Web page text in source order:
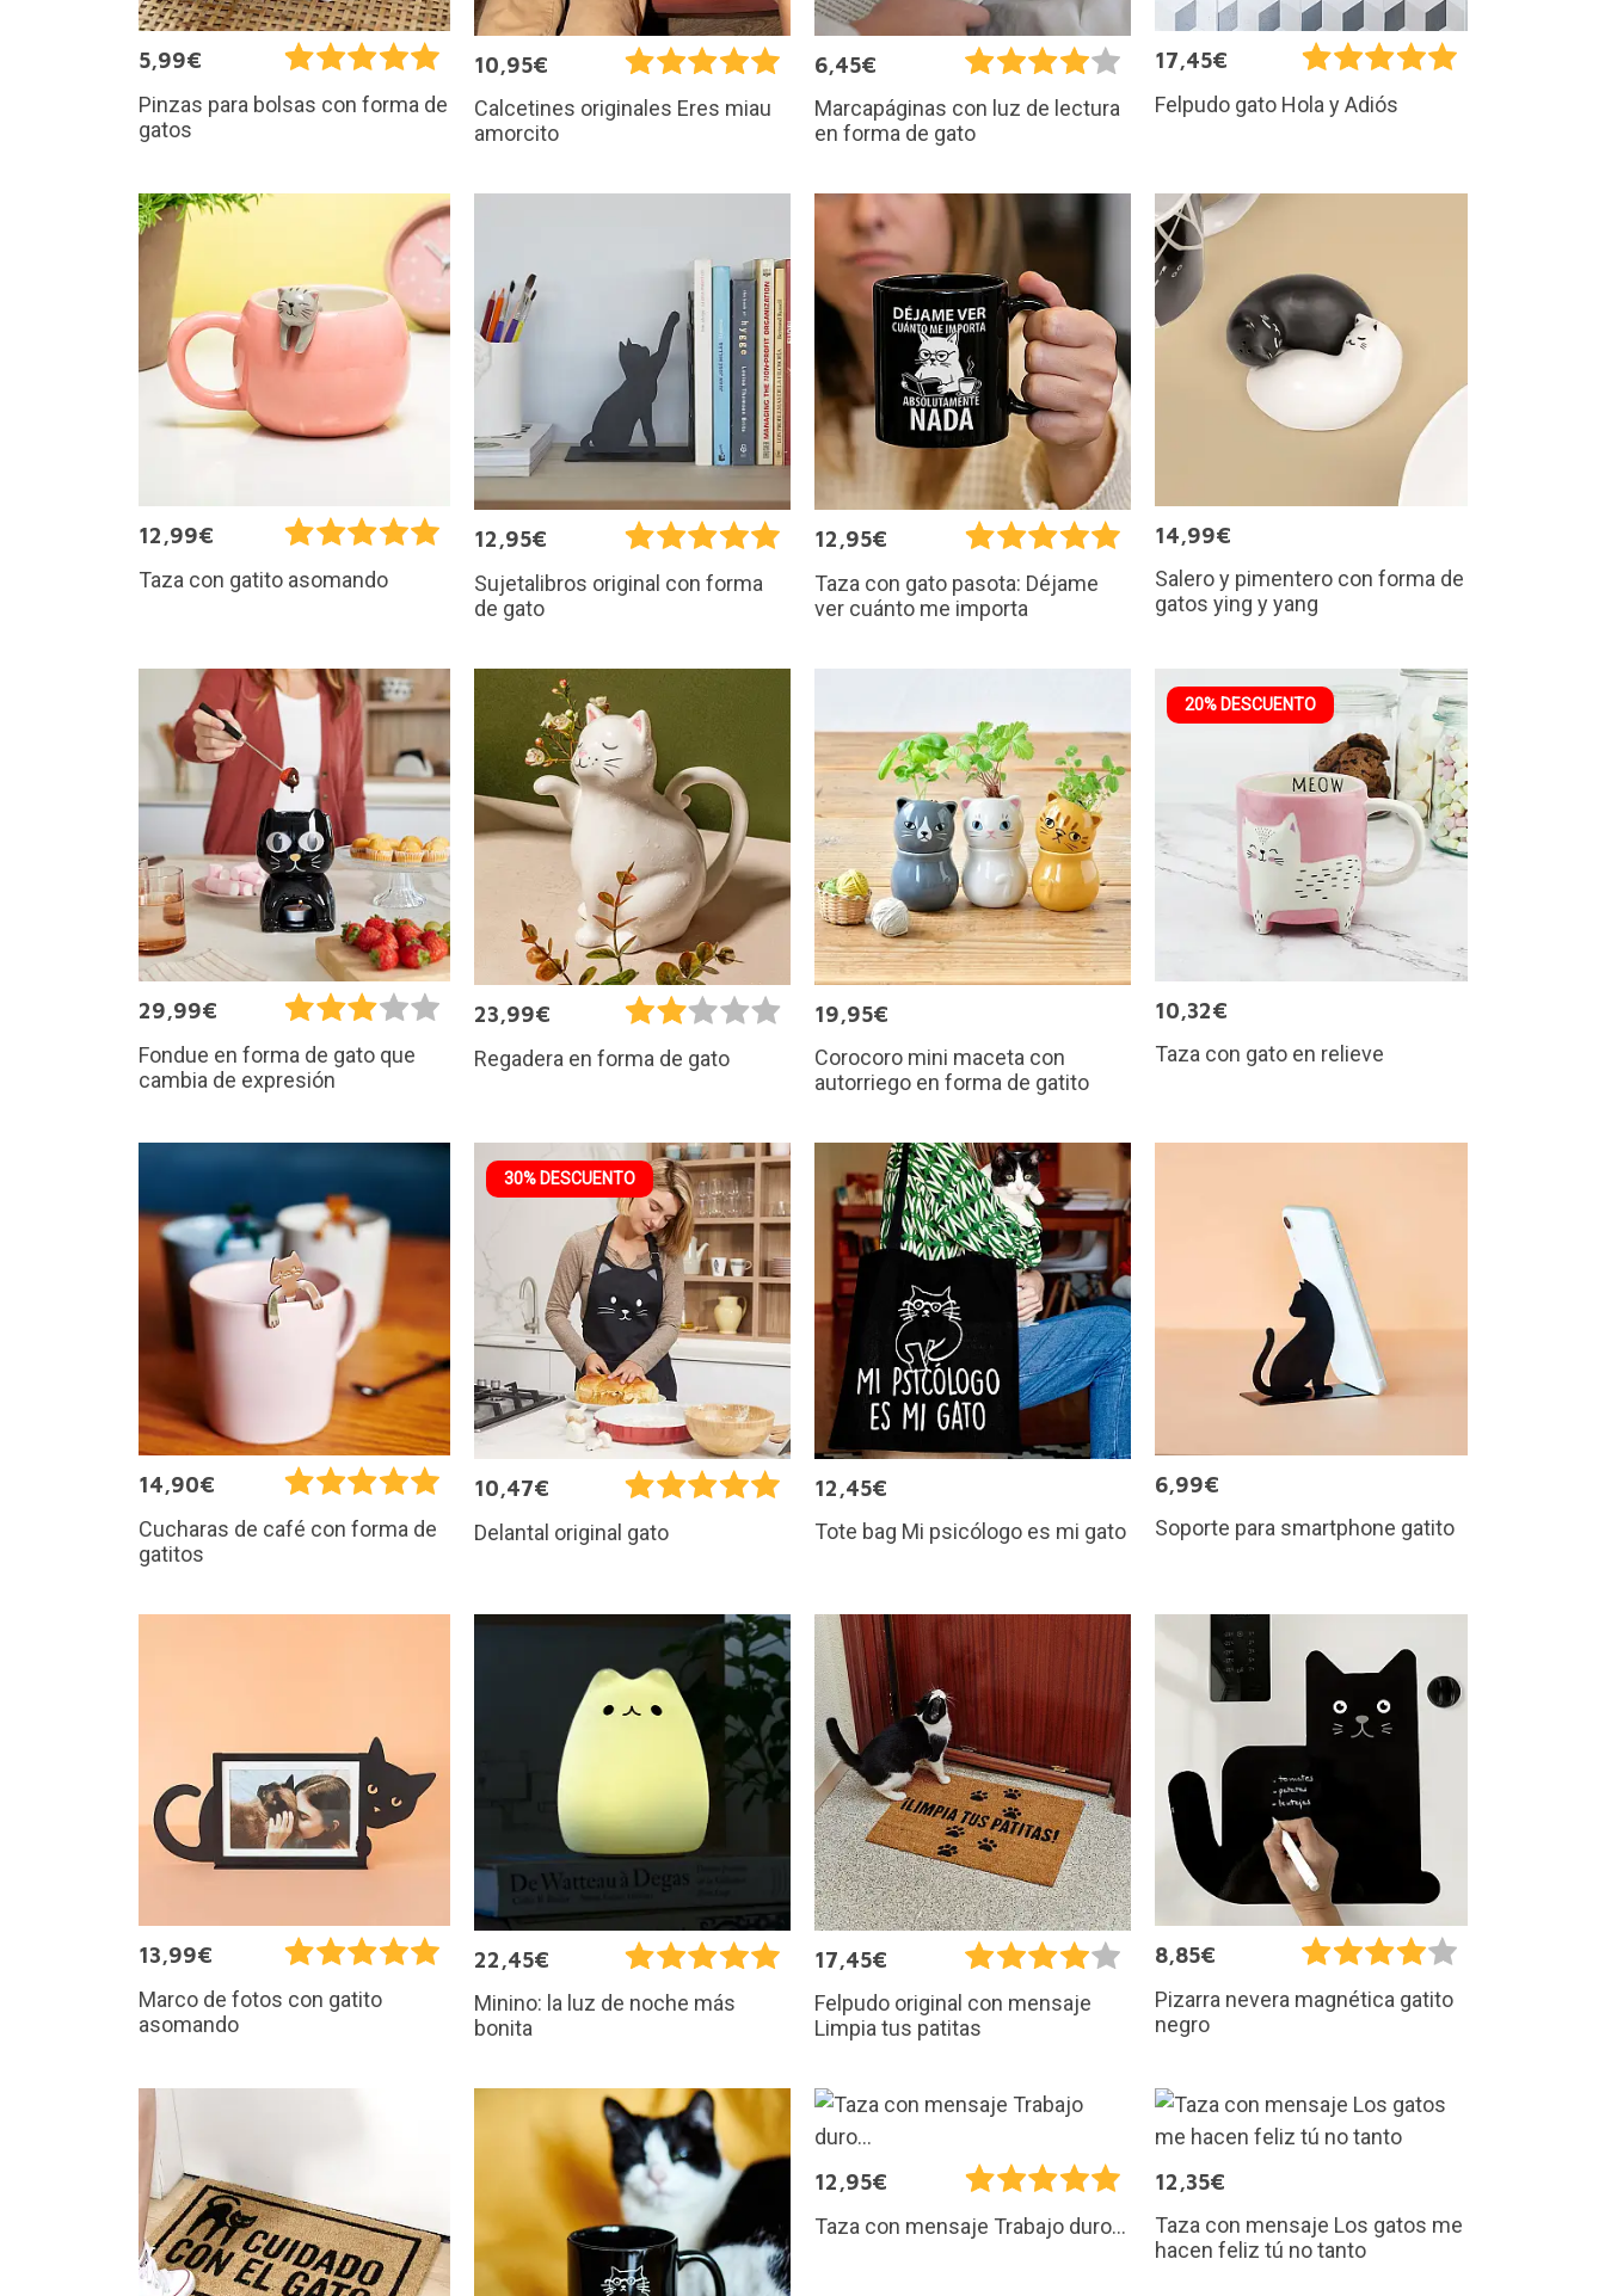
5,99€
Pinzas para bolsas con forma de
gatos
10,95€
Calcetines originales Eres miau
amorcito
6,45€
Marcapáginas con luz de lectura
en forma de gato
17,45€
Felpudo gato Hola y Adiós
12,99€
Taza con gatito asomando
12,95€
Sujetalibros original con forma
de gato
12,95€
Taza con gato pasota: Déjame
ver cuánto me importa
14,99€
Salero y pimentero con forma de
gatos ying y yang
29,99€
Fondue en forma de gato que
cambia de expresión
23,99€
Regadera en forma de gato
19,95€
Corocoro mini maceta con
autorriego en forma de gatito
20% DESCUENTO
10,32€
Taza con gato en relieve
14,90€
Cucharas de café con forma de
gatitos
30% DESCUENTO
10,47€
Delantal original gato
12,45€
Tote bag Mi psicólogo es mi gato
6,99€
Soporte para smartphone gatito
13,99€
Marco de fotos con gatito
asomando
22,45€
Minino: la luz de noche más
bonita
17,45€
Felpudo original con mensaje
Limpia tus patitas
8,85€
Pizarra nevera magnética gatito
negro
12,95€
Taza con mensaje Trabajo duro...
12,35€
Taza con mensaje Los gatos me
hacen feliz tú no tanto